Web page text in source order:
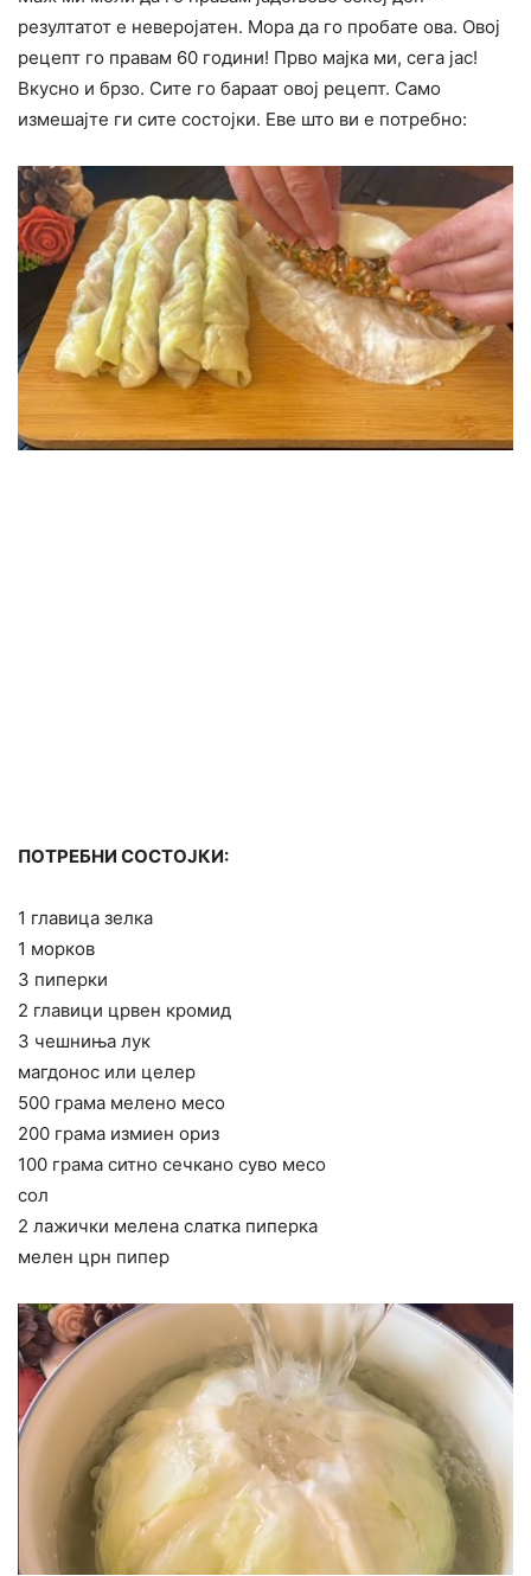
резултатот е неверојатен. Мора да го пробате ова. Овој
рецепт го правам 60 години! Прво мајка ми, сега јас!
Вкусно и брзо. Сите го бараат овој рецепт. Само
измешајте ги сите состојки. Еве што ви е потребно:
ПОТРЕБНИ СОСТОЈКИ:
1 главица зелка
1 морков
3 пиперки
2 главици црвен кромид
3 чешниња лук
магдонос или целер
500 грама мелено месо
200 грама измиен ориз
100 грама ситно сечкано суво месо
сол
2 лажички мелена слатка пиперка
мелен црн пипер